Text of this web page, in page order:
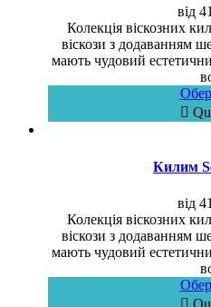
від
Колекція віскозних
віскози з додаванням
мають чудовий
Килим
від
Колекція віскозних
віскози з додаванням
мають чудовий